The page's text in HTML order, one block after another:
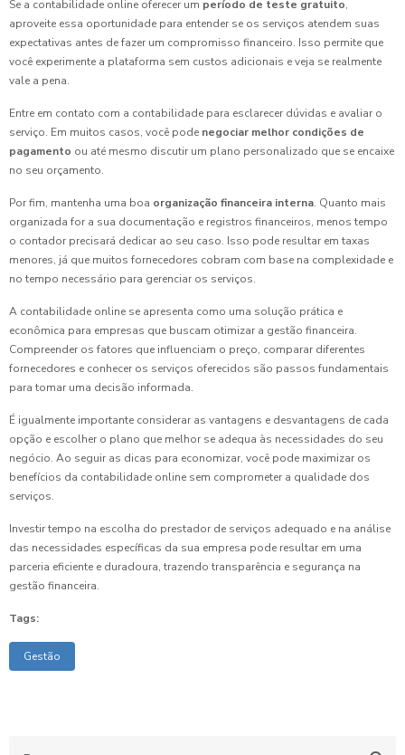
Se a contabilidade online oferecer um período de teste gratuito,
aproveite essa oportunidade para entender se os serviços atendem suas
expectativas antes de fazer um compromisso financeiro. Isso permite que
você experimente a plataforma sem custos adicionais e veja se realmente
vale a pena.
Entre em contato com a contabilidade para esclarecer dúvidas e avaliar o
serviço. Em muitos casos, você pode negociar melhor condições de
pagamento ou até mesmo discutir um plano personalizado que se encaixe
no seu orçamento.
Por fim, mantenha uma boa organização financeira interna. Quanto mais
organizada for a sua documentação e registros financeiros, menos tempo
o contador precisará dedicar ao seu caso. Isso pode resultar em taxas
menores, já que muitos fornecedores cobram com base na complexidade e
no tempo necessário para gerenciar os serviços.
A contabilidade online se apresenta como uma solução prática e
econômica para empresas que buscam otimizar a gestão financeira.
Compreender os fatores que influenciam o preço, comparar diferentes
fornecedores e conhecer os serviços oferecidos são passos fundamentais
para tomar uma decisão informada.
É igualmente importante considerar as vantagens e desvantagens de cada
opção e escolher o plano que melhor se adequa às necessidades do seu
negócio. Ao seguir as dicas para economizar, você pode maximizar os
benefícios da contabilidade online sem comprometer a qualidade dos
serviços.
Investir tempo na escolha do prestador de serviços adequado e na análise
das necessidades específicas da sua empresa pode resultar em uma
parceria eficiente e duradoura, trazendo transparência e segurança na
gestão financeira.
Tags:
Gestão